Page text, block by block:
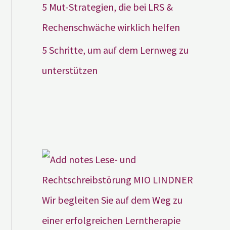
5 Mut-Strategien, die bei LRS &
Rechenschwäche wirklich helfen
5 Schritte, um auf dem Lernweg zu
unterstützen
Wir begleiten Sie auf dem Weg zu
einer erfolgreichen Lerntherapie